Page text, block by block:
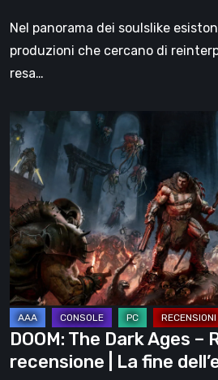
Nel panorama dei soulslike
produzioni che cercano di
resa…
DOOM:
The
Dark
Ages
–
Revelations,
la
recensione
|
La
fine
dell’era
DOOM: The Dark Ages –
recensione | La fine